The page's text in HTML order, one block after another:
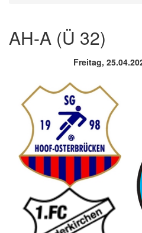
AH-A (Ü 32)
Freitag,